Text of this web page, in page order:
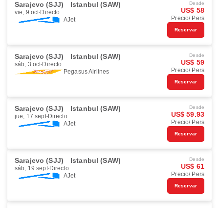
Sarajevo (SJJ) Istanbul (SAW)
vie, 9 oct Directo
AJet
Desde
US$ 58
Precio/ Pers
Reservar
Sarajevo (SJJ) Istanbul (SAW)
sáb, 3 oct Directo
Pegasus Airlines
Desde
US$ 59
Precio/ Pers
Reservar
Sarajevo (SJJ) Istanbul (SAW)
jue, 17 sept Directo
AJet
Desde
US$ 59.93
Precio/ Pers
Reservar
Sarajevo (SJJ) Istanbul (SAW)
sáb, 19 sept Directo
AJet
Desde
US$ 61
Precio/ Pers
Reservar